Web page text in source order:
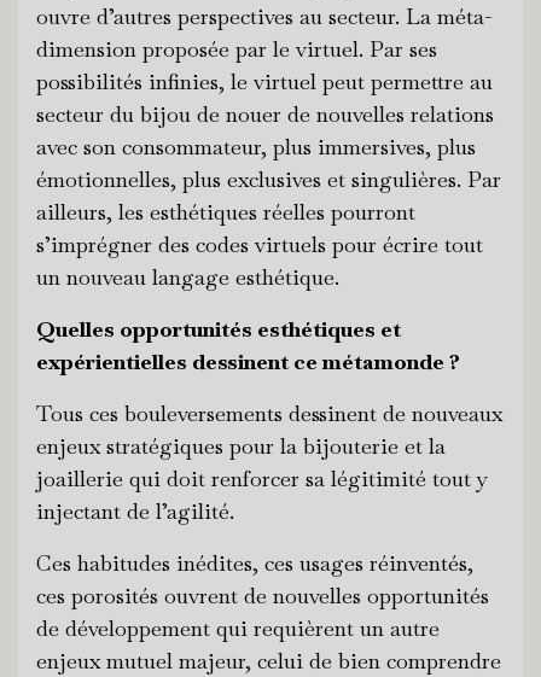
ouvre d’autres perspectives au secteur. La méta-
dimension proposée par le virtuel. Par ses
possibilités infinies, le virtuel peut permettre au
secteur du bijou de nouer de nouvelles relations
avec son consommateur, plus immersives, plus
émotionnelles, plus exclusives et singulières. Par
ailleurs, les esthétiques réelles pourront
s’imprégner des codes virtuels pour écrire tout
un nouveau langage esthétique.
Quelles opportunités esthétiques et
expérientielles dessinent ce métamonde ?
Tous ces bouleversements dessinent de nouveaux
enjeux stratégiques pour la bijouterie et la
joaillerie qui doit renforcer sa légitimité tout y
injectant de l’agilité.
Ces habitudes inédites, ces usages réinventés,
ces porosités ouvrent de nouvelles opportunités
de développement qui requièrent un autre
enjeux mutuel majeur, celui de bien comprendre